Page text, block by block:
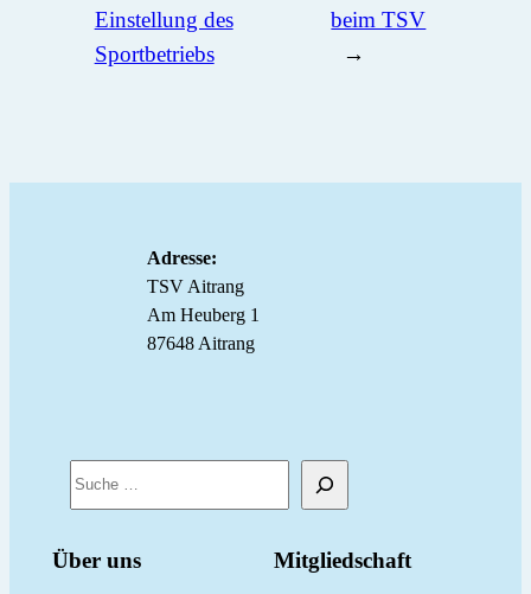
Einstellung des
Sportbetriebs
beim TSV
→
Adresse:
TSV Aitrang
Am Heuberg 1
87648 Aitrang
S
u
Über uns Mitgliedschaft